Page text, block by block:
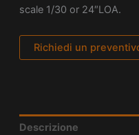
scale 1/30 or 24″LOA.
Richiedi un
Descrizione